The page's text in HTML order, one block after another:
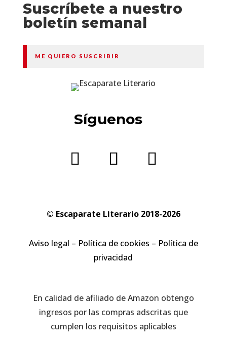
Suscríbete a nuestro
boletín semanal
ME QUIERO SUSCRIBIR
Síguenos
© Escaparate Literario 2018-2026
Aviso legal – Política de cookies – Política de
privacidad
En calidad de afiliado de Amazon obtengo
ingresos por las compras adscritas que
cumplen los requisitos aplicables